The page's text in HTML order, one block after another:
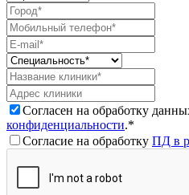
Согласен на обработку
конфиденциальности.*
Согласие на обработку ПД в